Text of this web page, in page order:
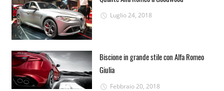
Luglio 24, 2018
Biscione in grande stile con Alfa Romeo
Giulia
Febbraio 20, 2018